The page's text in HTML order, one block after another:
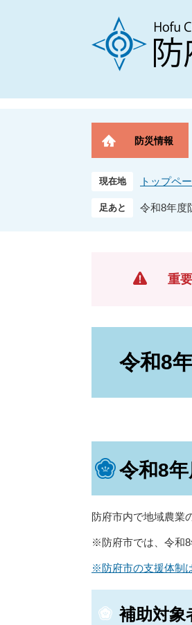
で
ば
防災情報
現在地 トップペ
令和8年度
重
令和8
令和8
防府市内で地域農業
※防府市では、令和8
※防府市の支援体制
補助対象